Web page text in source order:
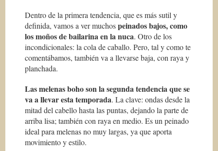
Dentro de la primera tendencia, que es más sutil y
definida, vamos a ver muchospeinados bajos, como
los moños de bailarina en la nuca. Otro de los
incondicionales: la cola de caballo. Pero, tal y como te
comentábamos, también va a llevarse baja, con raya y
planchada.
Las melenas boho son la segunda tendencia que se
va a llevar esta temporada. La clave: ondas desde la
mitad del cabello hasta las puntas, dejando la parte de
arriba lisa; también con raya en medio. Es un peinado
ideal para melenas no muy largas, ya que aporta
movimiento y estilo.